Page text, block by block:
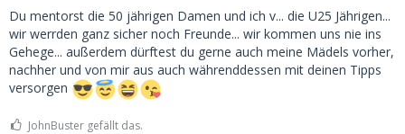
Du mentorst die 50 jährigen Damen und ich v... die U25 Jährigen...
wir werrden ganz sicher noch Freunde... wir kommen uns nie ins
Gehege... außerdem dürftest du gerne auch meine Mädels vorher,
nachher und von mir aus auch währenddessen mit deinen Tipps
versorgen
JohnBuster gefällt das.